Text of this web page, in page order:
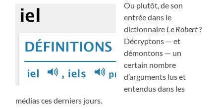
Ou plutôt, de son
entrée dans le
dictionnaire Le Robert?
Décryptons — et
démontons — un
certain nombre
d’arguments lus et
entendus dans les
médias ces derniers jours.